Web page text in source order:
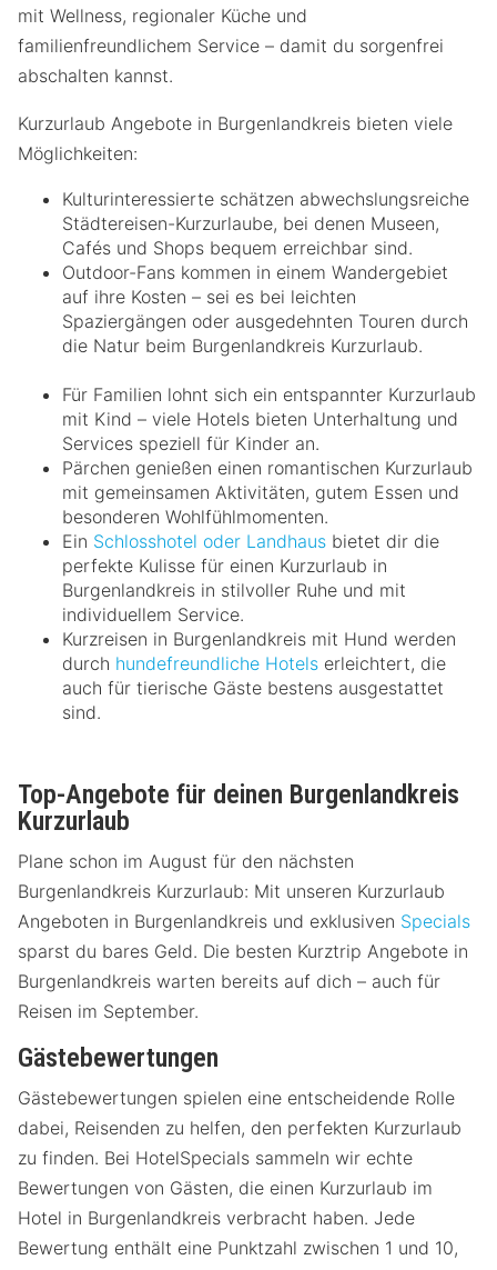
mit Wellness, regionaler Küche und
familienfreundlichem Service – damit du sorgenfrei
abschalten kannst.
Kurzurlaub Angebote in Burgenlandkreis bieten viele
Möglichkeiten:
Kulturinteressierte schätzen abwechslungsreiche
Städtereisen-Kurzurlaube, bei denen Museen,
Cafés und Shops bequem erreichbar sind.
Outdoor-Fans kommen in einem Wandergebiet
auf ihre Kosten – sei es bei leichten
Spaziergängen oder ausgedehnten Touren durch
die Natur beim Burgenlandkreis Kurzurlaub.
Für Familien lohnt sich ein entspannter Kurzurlaub
mit Kind – viele Hotels bieten Unterhaltung und
Services speziell für Kinder an.
Pärchen genießen einen romantischen Kurzurlaub
mit gemeinsamen Aktivitäten, gutem Essen und
besonderen Wohlfühlmomenten.
Ein Schlosshotel oder Landhaus bietet dir die
perfekte Kulisse für einen Kurzurlaub in
Burgenlandkreis in stilvoller Ruhe und mit
individuellem Service.
Kurzreisen in Burgenlandkreis mit Hund werden
durch hundefreundliche Hotels erleichtert, die
auch für tierische Gäste bestens ausgestattet
sind.
Top-Angebote für deinen Burgenlandkreis
Kurzurlaub
Plane schon im August für den nächsten
Burgenlandkreis Kurzurlaub: Mit unseren Kurzurlaub
Angeboten in Burgenlandkreis und exklusiven Specials
sparst du bares Geld. Die besten Kurztrip Angebote in
Burgenlandkreis warten bereits auf dich – auch für
Reisen im September.
Gästebewertungen
Gästebewertungen spielen eine entscheidende Rolle
dabei, Reisenden zu helfen, den perfekten Kurzurlaub
zu finden. Bei HotelSpecials sammeln wir echte
Bewertungen von Gästen, die einen Kurzurlaub im
Hotel in Burgenlandkreis verbracht haben. Jede
Bewertung enthält eine Punktzahl zwischen 1 und 10,